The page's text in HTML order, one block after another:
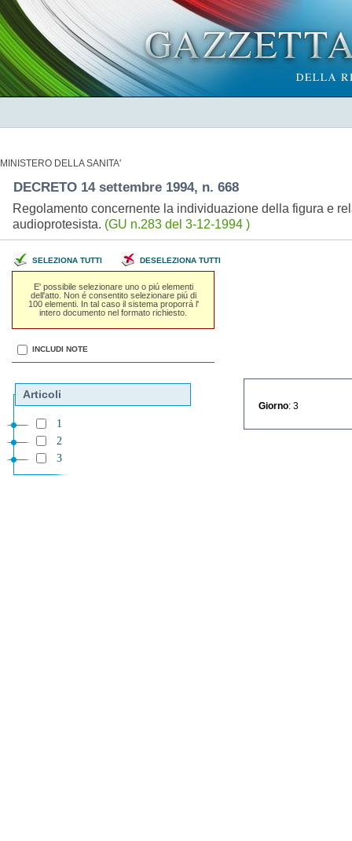
MINISTERO DELLA SANITA'
DECRETO 14 settembre 1994, n. 668
Regolamento concernente la individuazione della figura e
audioprotesista. (GU n.283 del 3-12-1994 )
SELEZIONA TUTTI DESELEZIONA TUTTI
E' possibile selezionare uno o piú elementi
dell'atto. Non é consentito selezionare piú di
100 elementi. In tal caso il sistema proporrá l'
intero documento nel formato richiesto.
INCLUDI NOTE
Articoli
1
2
3
Giorno : 3